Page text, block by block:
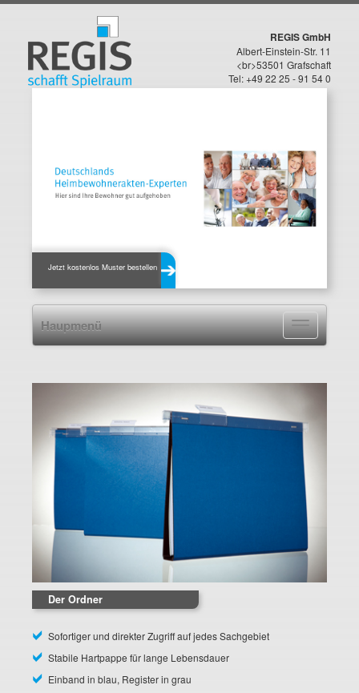
REGIS GmbH
Albert-Einstein-Str. 11
<br>53501 Grafschaft
Tel: +49 22 25 - 91 54 0
Jetzt kostenlos Muster bestellen
Navigation
ein-/
Haupmenü
Der Ordner
Sofortiger und direkter Zugriff auf jedes Sachgebiet
Stabile Hartpappe für lange Lebensdauer
Einband in blau, Register in grau